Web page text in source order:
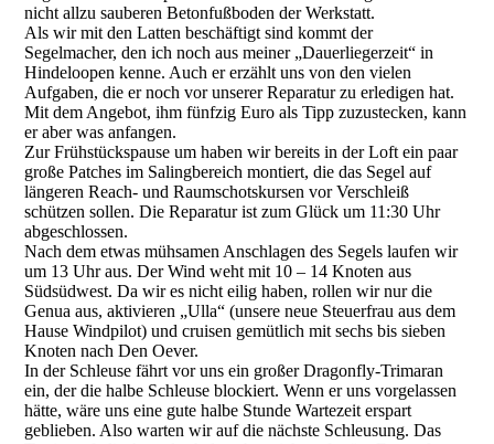
nicht allzu sauberen Betonfußboden der Werkstatt.
Als wir mit den Latten beschäftigt sind kommt der
Segelmacher, den ich noch aus meiner „Dauerliegerzeit“ in
Hindeloopen kenne. Auch er erzählt uns von den vielen
Aufgaben, die er noch vor unserer Reparatur zu erledigen hat.
Mit dem Angebot, ihm fünfzig Euro als Tipp zuzustecken, kann
er aber was anfangen.
Zur Frühstückspause um haben wir bereits in der Loft ein paar
große Patches im Salingbereich montiert, die das Segel auf
längeren Reach- und Raumschotskursen vor Verschleiß
schützen sollen. Die Reparatur ist zum Glück um 11:30 Uhr
abgeschlossen.
Nach dem etwas mühsamen Anschlagen des Segels laufen wir
um 13 Uhr aus. Der Wind weht mit 10 – 14 Knoten aus
Südsüdwest. Da wir es nicht eilig haben, rollen wir nur die
Genua aus, aktivieren „Ulla“ (unsere neue Steuerfrau aus dem
Hause Windpilot) und cruisen gemütlich mit sechs bis sieben
Knoten nach Den Oever.
In der Schleuse fährt vor uns ein großer Dragonfly-Trimaran
ein, der die halbe Schleuse blockiert. Wenn er uns vorgelassen
hätte, wäre uns eine gute halbe Stunde Wartezeit erspart
geblieben. Also warten wir auf die nächste Schleusung. Das